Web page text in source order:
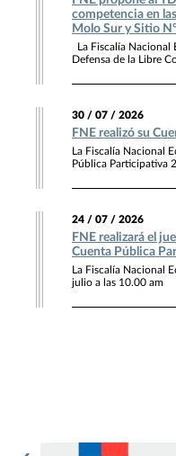
competencia en
Molo Sur y Sitio
La Fiscalía Nacional
Defensa de la Libre
30 / 07 / 2026
FNE realizó su
La Fiscalía Nacional
Pública Participativa
24 / 07 / 2026
FNE realizará el
Cuenta Pública
La Fiscalía Nacional
julio a las 10.00 am